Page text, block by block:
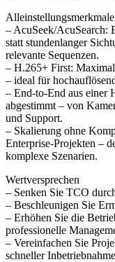
Alleinstellungsmerkmale
– AcuSeek/AcuSearch:
statt stundenlanger
relevante Sequenzen.
– H.265+ First:
– ideal für
– End-to-End aus einer
abgestimmt – von
und Support.
– Skalierung ohne
Enterprise-Projekten –
komplexe Szenarien.
Wertversprechen
– Senken Sie TCO
– Beschleunigen Sie
– Erhöhen Sie die
professionelle
– Vereinfachen Sie
schneller Inbetriebnahme